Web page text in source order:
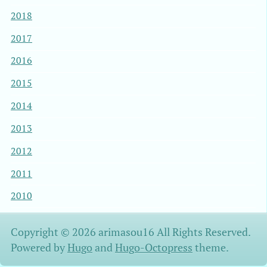
2018
2017
2016
2015
2014
2013
2012
2011
2010
Copyright © 2026 arimasou16 All Rights Reserved.
Powered byHugo andHugo-Octopress theme.